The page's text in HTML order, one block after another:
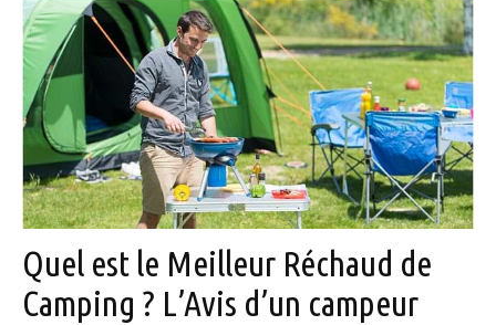
Amateur
Quel est le Meilleur Réchaud de
Camping ? L’Avis d’un campeur